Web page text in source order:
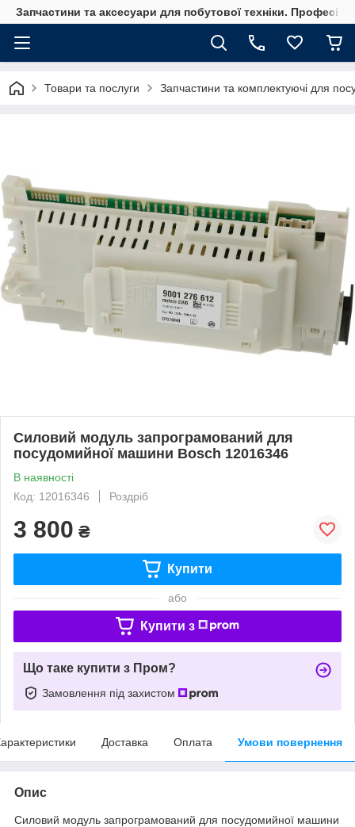
Запчастини та аксесуари для побутової техніки.
Товари та послуги Запчастини та комплектуючі для
Силовий модуль запрограмований для
посудомийної машини Bosch 12016346
В наявності
Код: 12016346
Роздріб
3 800 ₴
Купити
або
Купити з
Що таке купити з Пром?
Замовлення під захистом
Доставка Оплата Умови повернення
Опис
Силовий модуль запрограмований для посудомийної машини